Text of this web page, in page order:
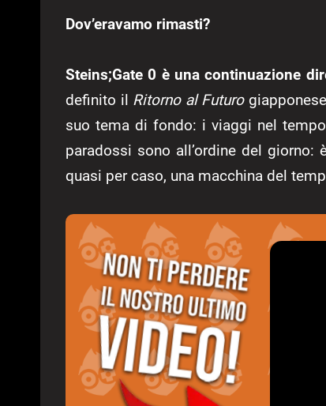
Dov’eravamo rimasti?
Steins;Gate 0 è una continuazione
definito il Ritorno al Futuro
suo tema di fondo: i viaggi nel
paradossi sono all’ordine del
quasi per caso, una macchina del